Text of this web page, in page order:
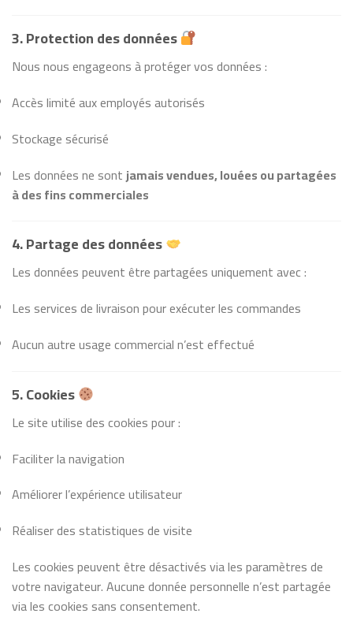
3. Protection des données
Nous nous engageons à protéger vos données :
Accès limité aux employés autorisés
Stockage sécurisé
Les données ne sontjamais vendues, louées ou partagées
à des fins commerciales
4. Partage des données
Les données peuvent être partagées uniquement avec :
Les services de livraison pour exécuter les commandes
Aucun autre usage commercial n’est effectué
5. Cookies
Le site utilise des cookies pour :
Faciliter la navigation
Améliorer l’expérience utilisateur
Réaliser des statistiques de visite
Les cookies peuvent être désactivés via les paramètres de
votre navigateur. Aucune donnée personnelle n’est partagée
via les cookies sans consentement.